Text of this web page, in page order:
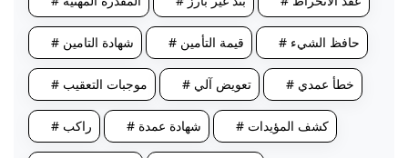
# شهادة التامين # قيمة التأمين # حافظ الشيء
# موجبات التعقيب # تعويض آلي # خطأ عمدي
# راكب # شهادة عمدة # كشف المؤيدات